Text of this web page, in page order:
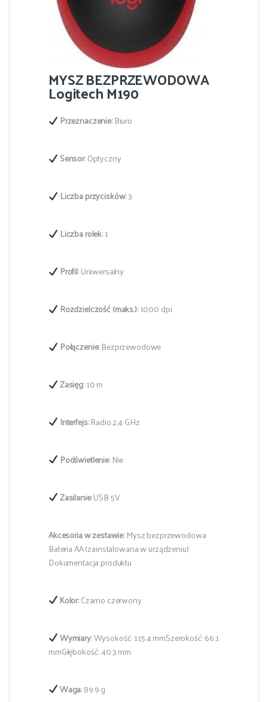
MYSZ BEZPRZEWODOWA
Logitech M190
Przeznaczenie:Biuro
Sensor:Optyczny
Liczba przycisków:3
Liczba rolek:1
Profil:Uniwersalny
Rozdzielczość (maks.):1000 dpi
Połączenie:Bezprzewodowe
Zasięg:10 m
Interfejs:Radio 2,4 GHz
Podświetlenie:Nie
Zasilanie:USB 5V
Akcesoria w zestawie:Mysz bezprzewodowa
Bateria AA (zainstalowana w urządzeniu)
Dokumentacja produktu
Kolor:Czarno czerwony
Wymiary:Wysokość: 115.4 mmSzerokość: 66.1
mmGłębokość: 40.3 mm
Waga:89.9 g